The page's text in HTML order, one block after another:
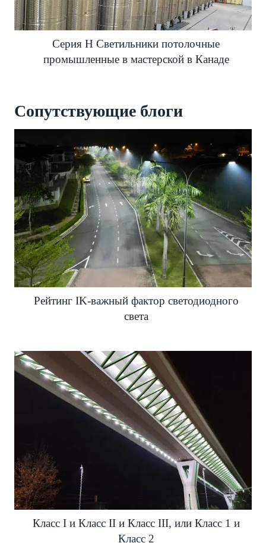
Серия H Светильники потолочные
промышленные в мастерской в ​​Канаде
Сопутствующие блоги
Рейтинг IK-важный фактор светодиодного
света
Класс I и Класс II и Класс III, или Класс 1 и
Класс 2